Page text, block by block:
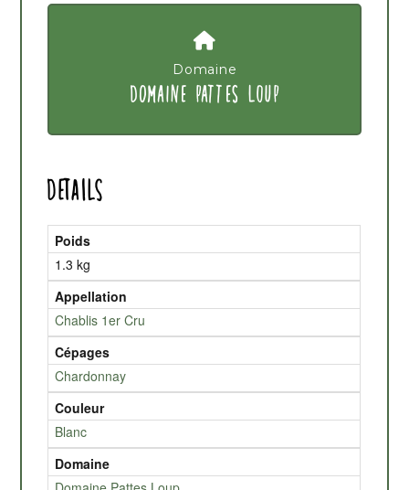
Domaine
DOMAINE PATTES LOUP
Details
Poids
1.3 kg
Appellation
Chablis 1er Cru
Cépages
Chardonnay
Couleur
Blanc
Domaine